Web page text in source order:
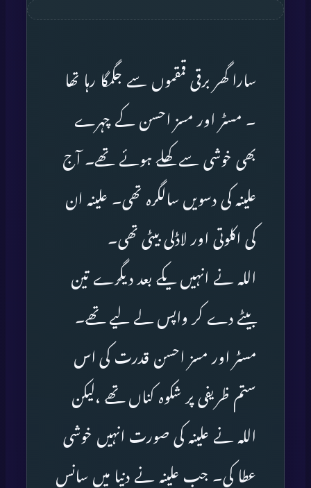
سارا گھر برقی قمقموں سے جگمگا رہا تھا
۔ مسٹر اور مسز احسن کے چہرے
بھی خوشی سے کھلے ہوئے تھے۔ آج
علینہ کی دسویں سالگرہ تھی۔ علینہ ان
کی اکلوتی اور لاڈلی بیٹی تھی۔
اللہ نے انہیں یکے بعد دیگرے تین
بیٹے دے کر واپس لے لیے تھے۔
مسٹر اور مسز احسن قدرت کی اس
ستم ظریفی پر شکوہ کناں تھے ،لیکن
اللہ نے علینہ کی صورت انہیں خوشی
عطا کی۔ جب علینہ نے دنیا میں سانس